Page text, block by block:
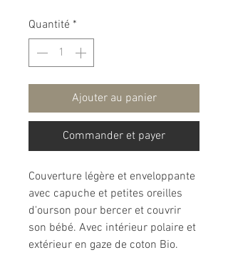
Quantité *
Ajouter au panier
Commander et payer
Couverture légère et enveloppante
avec capuche et petites oreilles
d'ourson pour bercer et couvrir
son bébé. Avec intérieur polaire et
extérieur en gaze de coton Bio.